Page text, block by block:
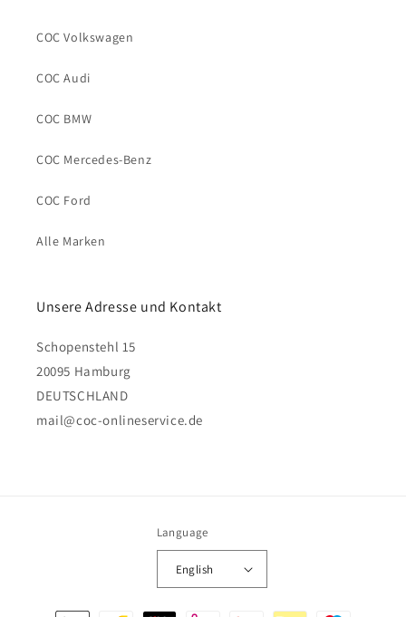
COC Volkswagen
COC Audi
COC BMW
COC Mercedes-Benz
COC Ford
Alle Marken
Unsere Adresse und Kontakt
Schopenstehl 15
20095 Hamburg
DEUTSCHLAND
mail@coc-onlineservice.de
Language
English
Payment